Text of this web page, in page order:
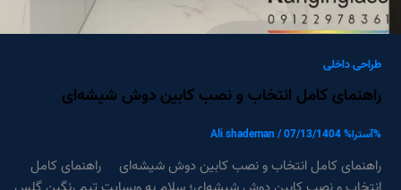
طراحی داخلی
راهنمای کامل انتخاب و نصب کابین دوش شیشه‌ای
%آسترا% Ali shademan/07/13/1404
راهنمای کامل انتخاب و نصب کابین دوش شیشه‌ای راهنمای کامل